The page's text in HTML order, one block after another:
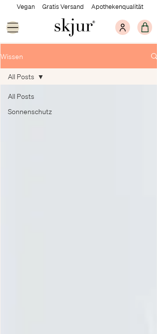
Vegan Gratis Versand Apothekenqualität
Wissen
All Posts
Sonnenschutz
All Posts